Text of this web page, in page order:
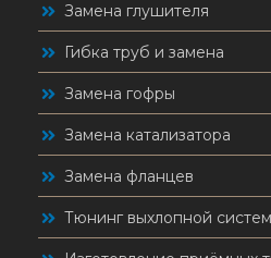
Замена глушителя
Гибка труб и замена
Замена гофры
Замена катализатора
Замена фланцев
Тюнинг выхлопной